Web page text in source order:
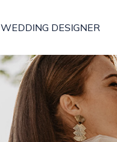
WEDDING DESIGNER